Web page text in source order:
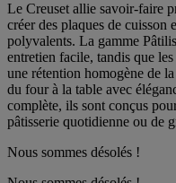
Le Creuset allie savoir-faire
créer des plaques de cuisson
polyvalents. La gamme
entretien facile, tandis que
une rétention homogène de
du four à la table avec
complète, ils sont conçus
pâtisserie quotidienne ou de
Nous sommes désolés !